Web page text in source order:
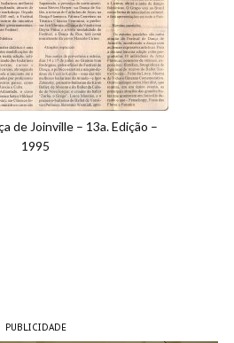
de Joinville – 13a. Edição –
1995
PUBLICIDADE